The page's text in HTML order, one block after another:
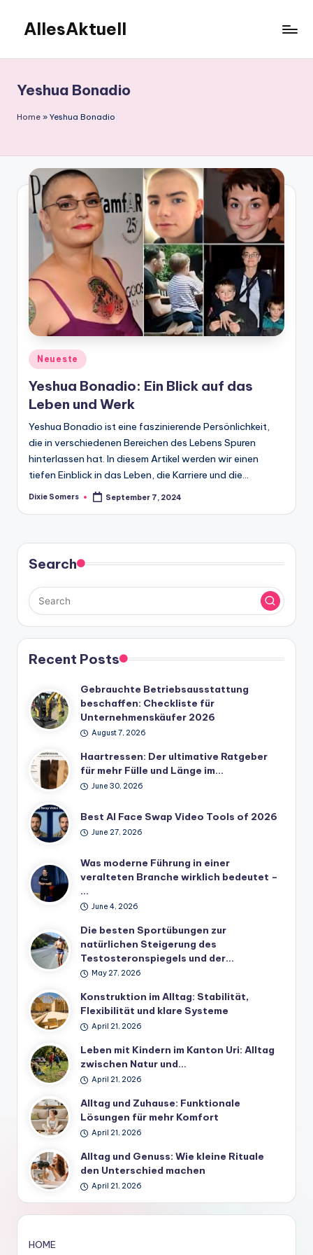
content
AllesAktuell
Yeshua Bonadio
Home » Yeshua Bonadio
Posted
in
Neueste
Yeshua Bonadio: Ein Blick auf das
Leben und Werk
Yeshua Bonadio ist eine faszinierende Persönlichkeit,
die in verschiedenen Bereichen des Lebens Spuren
hinterlassen hat. In diesem Artikel werden wir einen
tiefen Einblick in das Leben, die Karriere und die…
Posted
Dixie Somers September 7, 2024
Search
Recent Posts
Gebrauchte Betriebsausstattung
beschaffen: Checkliste für
Unternehmenskäufer 2026
August 7, 2026
Haartressen: Der ultimative Ratgeber
für mehr Fülle und Länge im…
June 30, 2026
Best AI Face Swap Video Tools of 2026
June 27, 2026
Was moderne Führung in einer
veralteten Branche wirklich bedeutet –
…
June 4, 2026
Die besten Sportübungen zur
natürlichen Steigerung des
Testosteronspiegels und der…
May 27, 2026
Konstruktion im Alltag: Stabilität,
Flexibilität und klare Systeme
April 21, 2026
Leben mit Kindern im Kanton Uri: Alltag
zwischen Natur und…
April 21, 2026
Alltag und Zuhause: Funktionale
Lösungen für mehr Komfort
April 21, 2026
Alltag und Genuss: Wie kleine Rituale
den Unterschied machen
April 21, 2026
HOME